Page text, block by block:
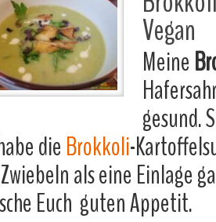
Vegan
Meine
gesund.
dieBrokkoli-
als eine Einlage
Euch guten Appetit.